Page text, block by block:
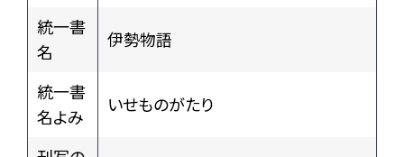
統一書
名
伊勢物語
統一書
名よみ
いせものがたり